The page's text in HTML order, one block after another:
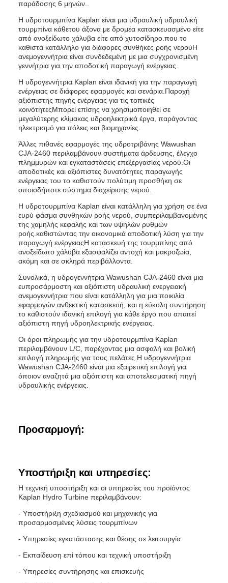
παράδοσης 6 μηνών..
Η υδροτουρμπίνα Kaplan είναι μια υδραυλική υδραυλική
τουρμπίνα κάθετου άξονα με δρομέα κατασκευασμένο είτε
από ανοξείδωτο χάλυβα είτε από χυτοσίδηρο.που το
καθιστά κατάλληλο για διάφορες συνθήκες ροής νερούΗ
ανεμογεννήτρια είναι συνδεδεμένη με μια συγχρονισμένη
γεννήτρια για την αποδοτική παραγωγή ενέργειας.
Η υδρογεννήτρια Kaplan είναι ιδανική για την παραγωγή
ενέργειας σε διάφορες εφαρμογές και σενάρια.Παροχή
αξιόπιστης πηγής ενέργειας για τις τοπικές
κοινότητεςΜπορεί επίσης να χρησιμοποιηθεί σε
μεγαλύτερης κλίμακας υδροηλεκτρικά έργα, παράγοντας
ηλεκτρισμό για πόλεις και βιομηχανίες.
Άλλες πιθανές εφαρμογές της υδροτριβάνης Wawushan
CJA-2460 περιλαμβάνουν συστήματα άρδευσης, έλεγχο
πλημμυρών και εγκαταστάσεις επεξεργασίας νερού.Οι
αποδοτικές και αξιόπιστες δυνατότητες παραγωγής
ενέργειας του το καθιστούν πολύτιμη προσθήκη σε
οποιοδήποτε σύστημα διαχείρισης νερού.
Η υδροτουρμπίνα Kaplan είναι κατάλληλη για χρήση σε ένα
ευρύ φάσμα συνθηκών ροής νερού, συμπεριλαμβανομένης
της χαμηλής κεφαλής και των υψηλών ρυθμών
ροής.καθιστώντας την οικονομικά αποδοτική λύση για την
παραγωγή ενέργειαςΗ κατασκευή της τουρμπίνης από
ανοξείδωτο χάλυβα εξασφαλίζει αντοχή και μακροζωία,
ακόμη και σε σκληρά περιβάλλοντα.
Συνολικά, η υδρογεννήτρια Wawushan CJA-2460 είναι μια
ευπροσάρμοστη και αξιόπιστη υδραυλική ενεργειακή
ανεμογεννήτρια που είναι κατάλληλη για μια ποικιλία
εφαρμογών.ανθεκτική κατασκευή, και η εύκολη συντήρηση
το καθιστούν ιδανική επιλογή για κάθε έργο που απαιτεί
αξιόπιστη πηγή υδροηλεκτρικής ενέργειας.
Οι όροι πληρωμής για την υδροτουρμπίνα Kaplan
περιλαμβάνουν L/C, παρέχοντας μια ασφαλή και βολική
επιλογή πληρωμής για τους πελάτες.Η υδρογεννήτρια
Wawushan CJA-2460 είναι μια εξαιρετική επιλογή για
όποιον αναζητά μια αξιόπιστη και αποτελεσματική πηγή
υδραυλικής ενέργειας.
Προσαρμογή:
Υποστήριξη και υπηρεσίες:
Η τεχνική υποστήριξη και οι υπηρεσίες του προϊόντος
Kaplan Hydro Turbine περιλαμβάνουν:
- Υποστήριξη σχεδιασμού και μηχανικής για
προσαρμοσμένες λύσεις τουρμπίνων
- Υπηρεσίες εγκατάστασης και θέσης σε λειτουργία
- Εκπαίδευση επί τόπου και τεχνική υποστήριξη
- Υπηρεσίες συντήρησης και επισκευής